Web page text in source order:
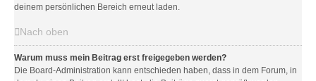
deinem persönlichen Bereich erneut laden.
Nach oben
Warum muss mein Beitrag erst freigegeben werden?
Die Board-Administration kann entschieden haben, dass in dem Forum, in